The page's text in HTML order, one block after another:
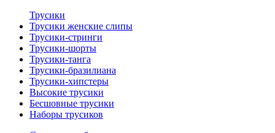
Трусики
Трусики женские слипы
Трусики-стринги
Трусики-шорты
Трусики-танга
Трусики-бразилиана
Трусики-хипстеры
Высокие трусики
Бесшовные трусики
Наборы трусиков